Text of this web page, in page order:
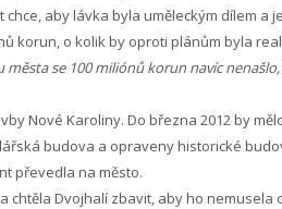
aby lávka byla uměleckým dílem a
korun, o kolik by oproti plánům byla
města se 100 miliónů korun navíc
Nové Karoliny. Do března 2012 by
budova a opraveny historické
převedla na město.
chtěla Dvojhalí zbavit, aby ho nemusela